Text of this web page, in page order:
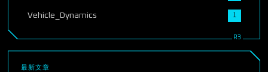
Vehicle_Dynamics 1
最新文章